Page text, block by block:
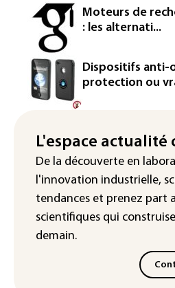
Iris³: Eutelsat investira
d'euros dans la future
européenne
Le magazine VSD
l'entrepreneur Vianney
La production française
"Retour en force"
chaleur dans les
France
Moteurs de
: les alternati...
Dispositifs anti-
protection ou
L'espace actualité
De la découverte en
l'innovation industrielle,
tendances et prenez part
scientifiques qui
demain.